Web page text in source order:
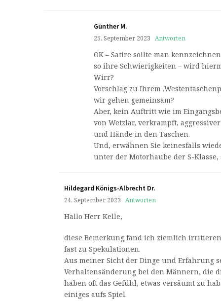
Günther M.
25. September 2023 Antworten
OK – Satire sollte man
so ihre Schwierigkeiten – wird
Wirr?
Vorschlag zu Ihrem
wir gehen gemeinsam?
Aber, kein Auftritt wie im
von Wetzlar, verkrampft,
und Hände in den Taschen.
Und, erwähnen Sie keinesfalls
unter der Motorhaube der S-Klasse,
Hildegard Königs-Albrecht Dr.
24. September 2023 Antworten
Hallo Herr Kelle,
diese Bemerkung fand ich ziemlich
fast zu Spekulationen.
Aus meiner Sicht der Dinge und Erfahrung
Verhaltensänderung bei den Männern, die
haben oft das Gefühl, etwas versäumt zu
einiges aufs Spiel.